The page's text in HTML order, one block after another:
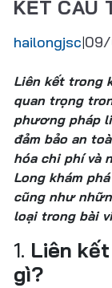
KẾT CẤU
hailongjsc
Liên kết trong
quan trọng
phương pháp
đảm bảo an
hóa chi phí và
Long khám
cũng như
loại trong bài
1. Liên
gì?